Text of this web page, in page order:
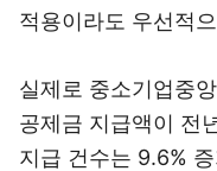
적용이라도 우선적
실제로 중소기업중
공제금 지급액이 전
지급 건수는 9.6%